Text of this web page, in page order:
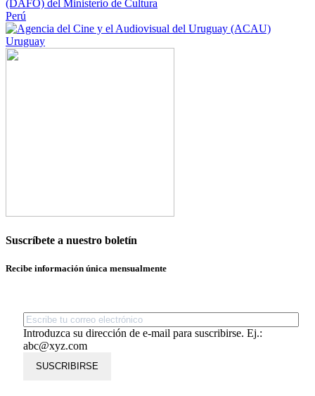
Perú
Uruguay
Suscríbete a nuestro boletín
Recibe información única mensualmente
Introduzca su dirección de e-mail para suscribirse. Ej.:
abc@xyz.com
SUSCRIBIRSE